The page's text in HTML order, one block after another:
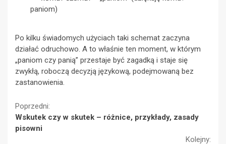
paniom)
Po kilku świadomych użyciach taki schemat zaczyna
działać odruchowo. A to właśnie ten moment, w którym
„paniom czy panią” przestaje być zagadką i staje się
zwykłą, roboczą decyzją językową, podejmowaną bez
zastanowienia.
Continue
Reading
Poprzedni:
Wskutek czy w skutek – różnice, przykłady, zasady
pisowni
Kolejny: